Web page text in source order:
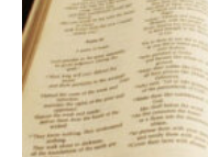
A Bíblia Como
Quando A